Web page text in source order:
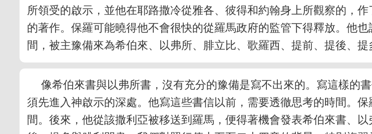
所領受的啟示，並他在耶路撒冷從雅各、彼得和約翰身上所觀察的，
的著作。保羅可能曉得他不會很快的從羅馬政府的監管下得釋放。他
間，被主豫備來為希伯來、以弗所、腓立比、歌羅西、提前、提後、提
像希伯來書與以弗所書，沒有充分的豫備是寫不出來的。寫這樣的
須先進入神啟示的深處。他寫這些書信以前，需要透徹思考的時間。
間。後來，他從該撒利亞被移送到羅馬，便得著機會發表希伯來書、